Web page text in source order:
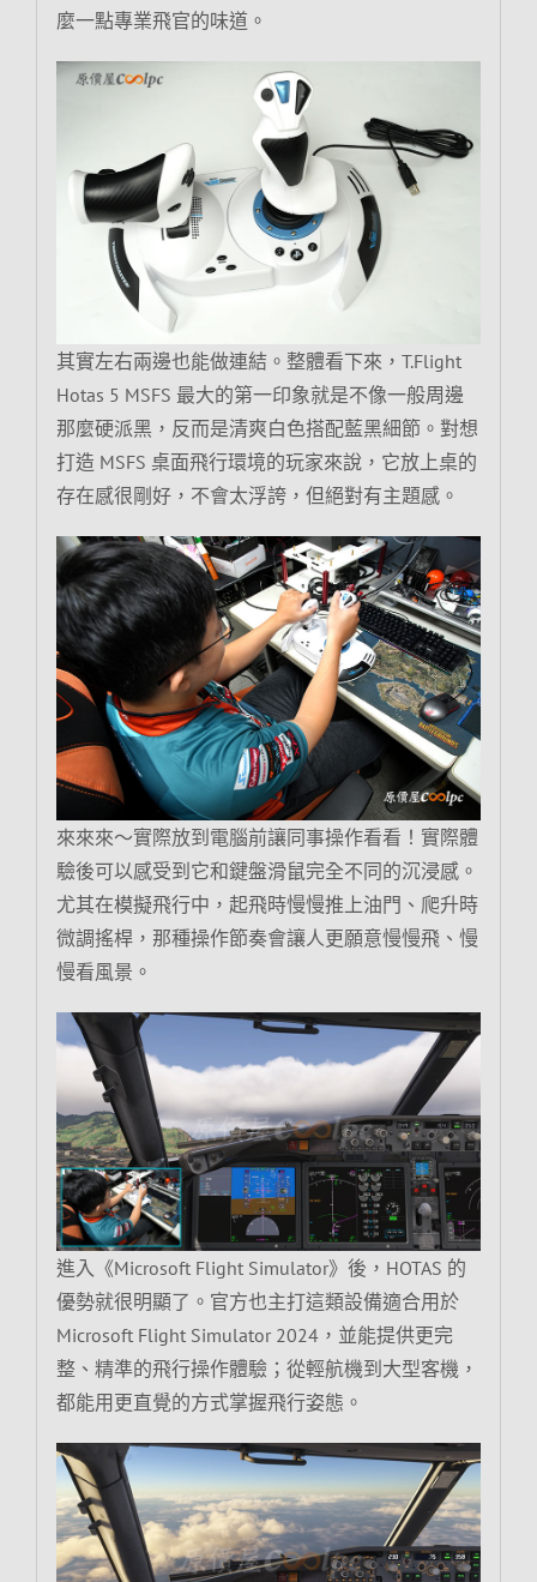
麼一點專業飛官的味道。
其實左右兩邊也能做連結。整體看下來，T.Flight
Hotas 5 MSFS 最大的第一印象就是不像一般周邊
那麼硬派黑，反而是清爽白色搭配藍黑細節。對想
打造 MSFS 桌面飛行環境的玩家來說，它放上桌的
存在感很剛好，不會太浮誇，但絕對有主題感。
來來來～實際放到電腦前讓同事操作看看！實際體
驗後可以感受到它和鍵盤滑鼠完全不同的沉浸感。
尤其在模擬飛行中，起飛時慢慢推上油門、爬升時
微調搖桿，那種操作節奏會讓人更願意慢慢飛、慢
慢看風景。
進入《Microsoft Flight Simulator》後，HOTAS 的
優勢就很明顯了。官方也主打這類設備適合用於
Microsoft Flight Simulator 2024，並能提供更完
整、精準的飛行操作體驗；從輕航機到大型客機，
都能用更直覺的方式掌握飛行姿態。